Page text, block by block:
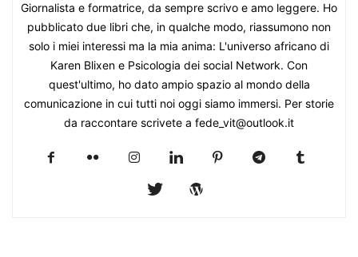
Giornalista e formatrice, da sempre scrivo e amo leggere. Ho
pubblicato due libri che, in qualche modo, riassumono non
solo i miei interessi ma la mia anima: L'universo africano di
Karen Blixen e Psicologia dei social Network. Con
quest'ultimo, ho dato ampio spazio al mondo della
comunicazione in cui tutti noi oggi siamo immersi. Per storie
da raccontare scrivete a fede_vit@outlook.it